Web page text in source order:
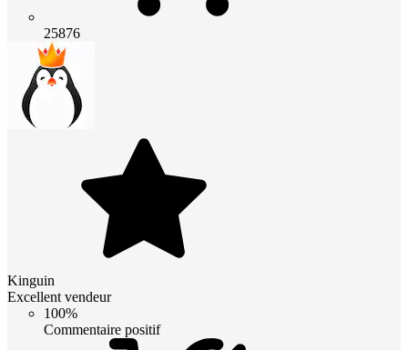
25876
Kinguin
Excellent vendeur
100%
Commentaire positif